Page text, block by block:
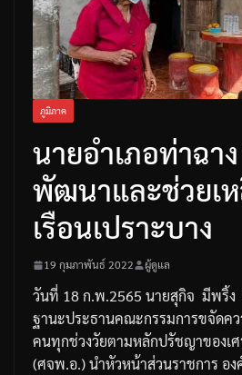
ภูมิภาค
นายอำเภอท่าฉาง
พัฒนาและช่วยเ
เรือนเปราะบาง
19 กุมภาพันธ์ 2022 ผู้ดูแล
วันที่ 18ก.พ.2565 นายสุกิจ มีพริ้ง
ฐานะประธานคณะกรรมการขจัดค
คนทุกช่วงวัยตามหลักปรัชญาของเ
(ศจพ.อ.)นำหัวหน้าส่วนราชการ อง